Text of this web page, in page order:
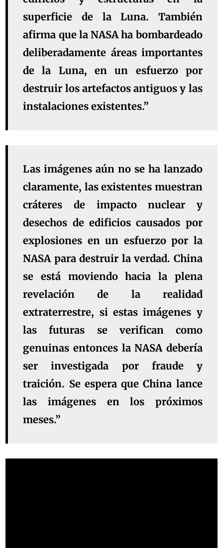
superficie de la Luna. También
afirma que la NASA ha bombardeado
deliberadamente áreas importantes
de la Luna, en un esfuerzo por
destruir los artefactos antiguos y las
instalaciones existentes.”
Las imágenes aún no se ha lanzado
claramente, las existentes muestran
cráteres de impacto nuclear y
desechos de edificios causados ​​por
explosiones en un esfuerzo por la
NASA para destruir la verdad. China
se está moviendo hacia la plena
revelación de la realidad
extraterrestre, si estas imágenes y
las futuras se verifican como
genuinas entonces la NASA debería
ser investigada por fraude y
traición. Se espera que China lance
las imágenes en los próximos
meses.”